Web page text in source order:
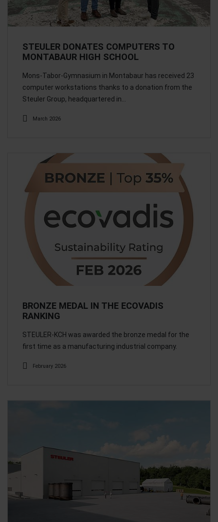
STEULER DONATES COMPUTERS TO
MONTABAUR HIGH SCHOOL
Mons-Tabor-Gymnasium in Montabaur has received 23
computer workstations thanks to a donation from the
Steuler Group, headquartered in…
March 2026
BRONZE MEDAL IN THE ECOVADIS
RANKING
STEULER-KCH was awarded the bronze medal for the
first time as a manufacturing industrial company.
February 2026